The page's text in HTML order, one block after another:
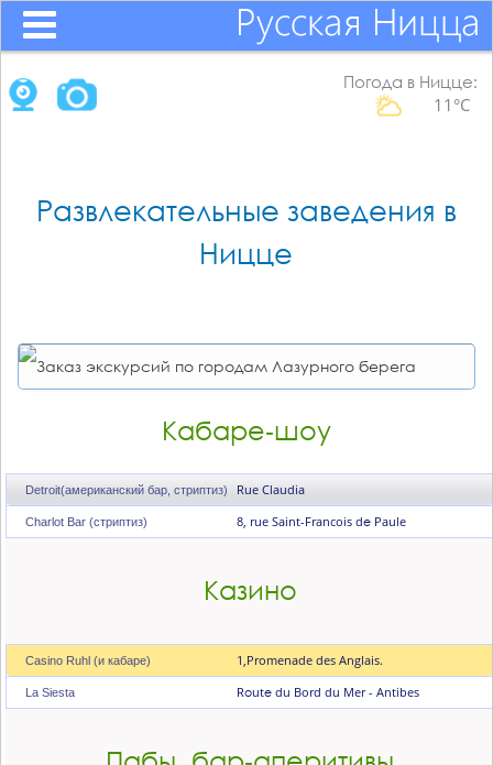
Погода в Ницце:
11°C
Развлекательные заведения в
Ницце
Кабаре-шоу
Detroit(американский бар, стриптиз) Rue Claudia
Charlot Bar (стриптиз) 8, rue Saint-Francois dе Paule
Казино
Casino Ruhl (и кабаре) 1,Promenade des Anglais.
La Siesta Rоutе du Bord du Mer - Antibes